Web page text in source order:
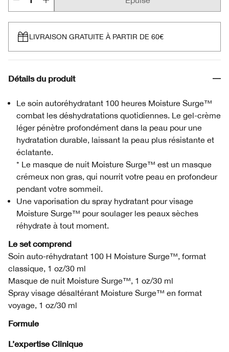
LIVRAISON GRATUITE À PARTIR DE 60€
Détails du produit
Le soin autoréhydratant 100 heures Moisture Surge™
combat les déshydratations quotidiennes. Le gel-crème
léger pénètre profondément dans la peau pour une
hydratation durable, laissant la peau plus résistante et
éclatante.
* Le masque de nuit Moisture Surge™ est un masque
crémeux non gras, qui nourrit votre peau en profondeur
pendant votre sommeil.
Une vaporisation du spray hydratant pour visage
Moisture Surge™ pour soulager les peaux sèches
réhydrate à tout moment.
Le set comprend
Soin auto-réhydratant 100 H Moisture Surge™, format
classique, 1 oz/30 ml
Masque de nuit Moisture Surge™, 1 oz/30 ml
Spray visage désaltérant Moisture Surge™ en format
voyage, 1 oz/30 ml
Formule
L’expertise Clinique